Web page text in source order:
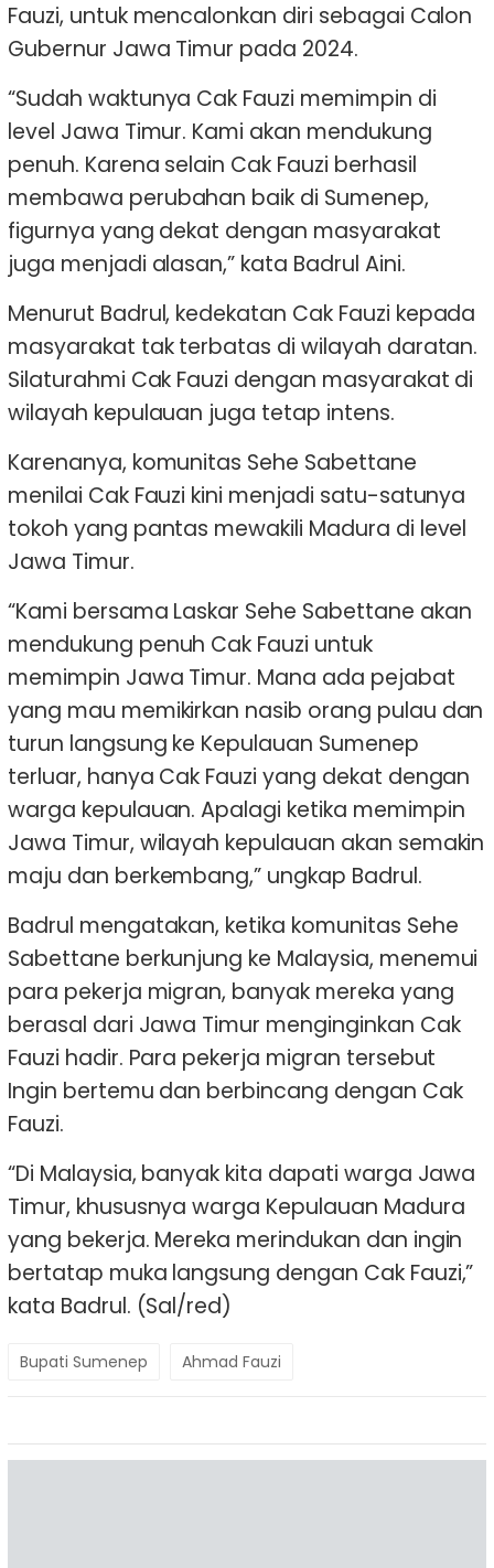
Fauzi, untuk mencalonkan diri sebagai Calon
Gubernur Jawa Timur pada 2024.
“Sudah waktunya Cak Fauzi memimpin di
level Jawa Timur. Kami akan mendukung
penuh. Karena selain Cak Fauzi berhasil
membawa perubahan baik di Sumenep,
figurnya yang dekat dengan masyarakat
juga menjadi alasan,” kata Badrul Aini.
Menurut Badrul, kedekatan Cak Fauzi kepada
masyarakat tak terbatas di wilayah daratan.
Silaturahmi Cak Fauzi dengan masyarakat di
wilayah kepulauan juga tetap intens.
Karenanya, komunitas Sehe Sabettane
menilai Cak Fauzi kini menjadi satu-satunya
tokoh yang pantas mewakili Madura di level
Jawa Timur.
“Kami bersama Laskar Sehe Sabettane akan
mendukung penuh Cak Fauzi untuk
memimpin Jawa Timur. Mana ada pejabat
yang mau memikirkan nasib orang pulau dan
turun langsung ke Kepulauan Sumenep
terluar, hanya Cak Fauzi yang dekat dengan
warga kepulauan. Apalagi ketika memimpin
Jawa Timur, wilayah kepulauan akan semakin
maju dan berkembang,” ungkap Badrul.
Badrul mengatakan, ketika komunitas Sehe
Sabettane berkunjung ke Malaysia, menemui
para pekerja migran, banyak mereka yang
berasal dari Jawa Timur menginginkan Cak
Fauzi hadir. Para pekerja migran tersebut
Ingin bertemu dan berbincang dengan Cak
Fauzi.
“Di Malaysia, banyak kita dapati warga Jawa
Timur, khususnya warga Kepulauan Madura
yang bekerja. Mereka merindukan dan ingin
bertatap muka langsung dengan Cak Fauzi,”
kata Badrul. (Sal/red)
Bupati Sumenep Ahmad Fauzi